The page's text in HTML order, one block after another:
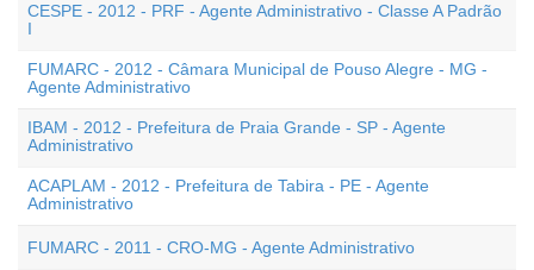
CESPE - 2012 - PRF - Agente Administrativo - Classe A Padrão
I
FUMARC - 2012 - Câmara Municipal de Pouso Alegre - MG -
Agente Administrativo
IBAM - 2012 - Prefeitura de Praia Grande - SP - Agente
Administrativo
ACAPLAM - 2012 - Prefeitura de Tabira - PE - Agente
Administrativo
FUMARC - 2011 - CRO-MG - Agente Administrativo